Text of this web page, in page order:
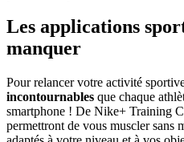
Les applications
manquer
Pour relancer votre activité
incontournables que chaque
smartphone ! De Nike+ Training
permettront de vous muscler sans